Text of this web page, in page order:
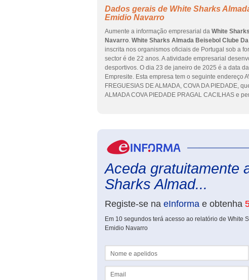
Dados gerais de White Sharks
Emidio Navarro
Aumente a informação empresarial da White
Navarro. White Sharks Almada Beisebol Clube
inscrita nos organismos oficiais de Portugal sob a
sector é de 22 anos. A atividade empresarial
desportivos. O dia 23 de janeiro de 2025 é a data
Empresite. Esta empresa tem o seguinte endereço
FREGUESIAS DE ALMADA, COVA DA PIEDADE,
ALMADA COVA PIEDADE PRAGAL CACILHAS e
Aceda gratuitamente
Sharks Almad...
Registe-se na eInforma e obtenha
Em 10 segundos terá acesso ao relatório de White
Emidio Navarro